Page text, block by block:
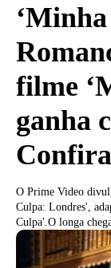
filme
ganha
O Prime Video
Culpa: Londres',
Culpa'.O longa